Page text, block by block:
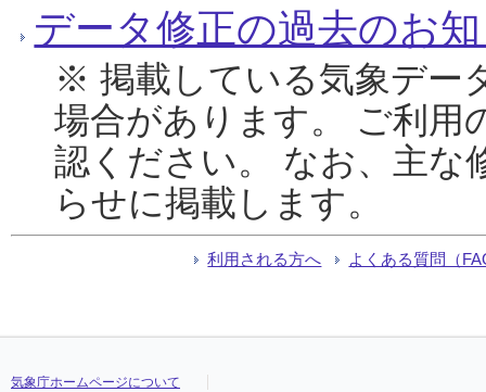
データ修正の過去のお
※ 掲載している気象デー
場合があります。 ご利用
認ください。 なお、主な
らせに掲載します。
利用される方へ よくある質問（
気象庁ホームページについて